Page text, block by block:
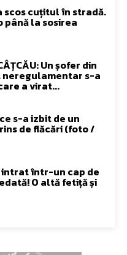
scos cuțitul în stradă.
până la sosirea
Un șofer din
neregulamentar s-a
a virat...
s-a izbit de un
de flăcări (foto /
intrat într-un cap de
O altă fetiță și